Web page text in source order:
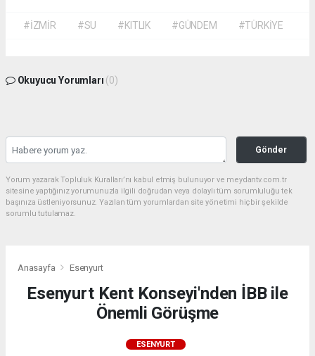
#İZMİR #SU #KITLIK #GÜNDEM #TÜRKİYE
Okuyucu Yorumları (0)
Gönder
Yorum yazarak Topluluk Kuralları’nı kabul etmiş bulunuyor ve meydantv.com.tr
sitesine yaptığınız yorumunuzla ilgili doğrudan veya dolaylı tüm sorumluluğu tek
başınıza üstleniyorsunuz. Yazılan tüm yorumlardan site yönetimi hiçbir şekilde
sorumlu tutulamaz.
Anasayfa Esenyurt
Esenyurt Kent Konseyi'nden İBB ile
Önemli Görüşme
ESENYURT